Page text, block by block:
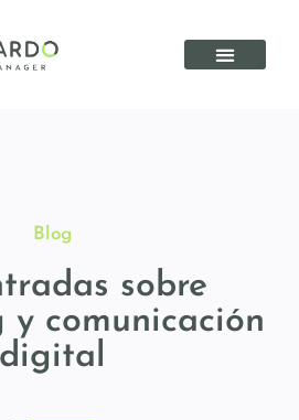
Blog
sobre
y comunicación
digital